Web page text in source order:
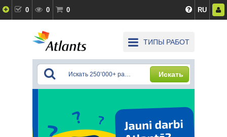
0 0 0 RU
ТИПЫ РАБОТ
Искать